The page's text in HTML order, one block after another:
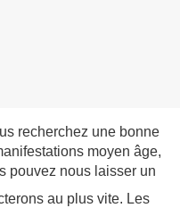
recherchez une bonne
moyen âge,
pouvez nous laisser un
au plus vite. Les